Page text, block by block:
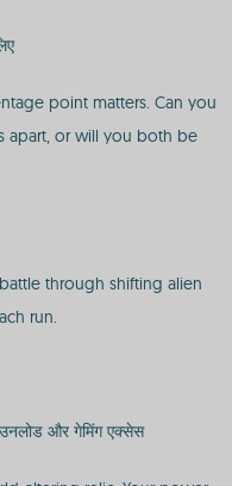
point matters. Can you
apart, or will you both be
through shifting alien
run.
और गेमिंग एक्सेस